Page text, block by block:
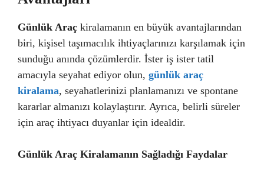
Günlük Araç kiralamanın en büyük avantajlarından
biri, kişisel taşımacılık ihtiyaçlarınızı karşılamak için
sunduğu anında çözümlerdir. İster iş ister tatil
amacıyla seyahat ediyor olun, günlük araç
kiralama, seyahatlerinizi planlamanızı ve spontane
kararlar almanızı kolaylaştırır. Ayrıca, belirli süreler
için araç ihtiyacı duyanlar için idealdir.
Günlük Araç Kiralamanın Sağladığı Faydalar